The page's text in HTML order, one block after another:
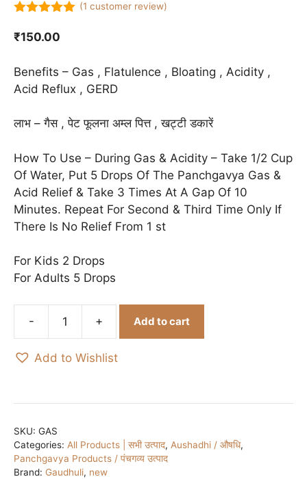
5
(1 customer review)
₹150.00
Benefits – Gas , Flatulence , Bloating , Acidity ,
Acid Reflux , GERD
लाभ – गैस , पेट फूलना अम्ल पित्त , खट्टी डकारें
How To Use – During Gas & Acidity – Take 1/2 Cup
Of Water, Put 5 Drops Of The Panchgavya Gas &
Acid Relief & Take 3 Times At A Gap Of 10
Minutes. Repeat For Second & Third Time Only If
There Is No Relief From 1 st
For Kids 2 Drops
For Adults 5 Drops
-
Panchgavya
&
%
Natural
+ Add to cart
Add to Wishlist
SKU: GAS
Categories: All Products | सभी उत्पाद, Aushadhi / औषधि,
Panchgavya Products / पंचगव्य उत्पाद
Brand: Gaudhuli, new